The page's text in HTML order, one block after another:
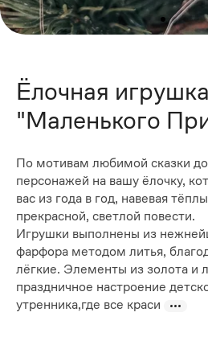
Ёлочная
"Маленького
По мотивам любимой сказки
персонажей на вашу ёлочку,
вас из года в год, навевая
прекрасной, светлой повести.
Игрушки выполнены из
фарфора методом литья,
лёгкие. Элементы из золота и
праздничное настроение
утренника,где все краси